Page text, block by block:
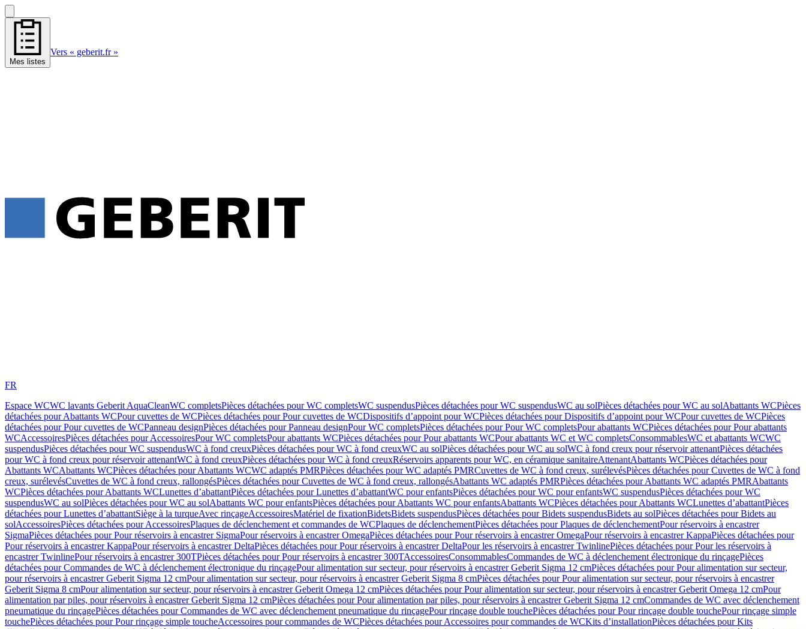
Mes listes
Vers « geberit.fr »
FR
Espace WCWC lavants Geberit AquaCleanWC completsPièces détachées pour WC completsWC suspendusPièces détachées pour WC suspendusWC au solPièces détachées pour WC au solAbattants WCPièces
détachées pour Abattants WCPour cuvettes de WCPièces détachées pour Pour cuvettes de WCDispositifs d’appoint pour WCPièces détachées pour Dispositifs d’appoint pour WCPour cuvettes de WCPièces
détachées pour Pour cuvettes de WCPanneau designPièces détachées pour Panneau designPour WC completsPièces détachées pour Pour WC completsPour abattants WCPièces détachées pour Pour abattants
WCAccessoiresPièces détachées pour AccessoiresPour WC completsPour abattants WCPièces détachées pour Pour abattants WCPour abattants WC et WC completsConsommablesWC et abattants WCWC
suspendusPièces détachées pour WC suspendusWC à fond creuxPièces détachées pour WC à fond creuxWC au solPièces détachées pour WC au solWC à fond creux pour réservoir attenantPièces détachées
pour WC à fond creux pour réservoir attenantWC à fond creuxPièces détachées pour WC à fond creuxRéservoirs apparents pour WC, en céramique sanitaireAttenantAbattants WCPièces détachées pour
Abattants WCAbattants WCPièces détachées pour Abattants WCWC adaptés PMRPièces détachées pour WC adaptés PMRCuvettes de WC à fond creux, surélevésPièces détachées pour Cuvettes de WC à fond
creux, surélevésCuvettes de WC à fond creux, rallongésPièces détachées pour Cuvettes de WC à fond creux, rallongésAbattants WC adaptés PMRPièces détachées pour Abattants WC adaptés PMRAbattants
WCPièces détachées pour Abattants WCLunettes d’abattantPièces détachées pour Lunettes d’abattantWC pour enfantsPièces détachées pour WC pour enfantsWC suspendusPièces détachées pour WC
suspendusWC au solPièces détachées pour WC au solAbattants WC pour enfantsPièces détachées pour Abattants WC pour enfantsAbattants WCPièces détachées pour Abattants WCLunettes d’abattantPièces
détachées pour Lunettes d’abattantSiège à la turqueAvec rinçageAccessoiresMatériel de fixationBidetsBidets suspendusPièces détachées pour Bidets suspendusBidets au solPièces détachées pour Bidets au
solAccessoiresPièces détachées pour AccessoiresPlaques de déclenchement et commandes de WCPlaques de déclenchementPièces détachées pour Plaques de déclenchementPour réservoirs à encastrer
SigmaPièces détachées pour Pour réservoirs à encastrer SigmaPour réservoirs à encastrer OmegaPièces détachées pour Pour réservoirs à encastrer OmegaPour réservoirs à encastrer KappaPièces détachées pour
Pour réservoirs à encastrer KappaPour réservoirs à encastrer DeltaPièces détachées pour Pour réservoirs à encastrer DeltaPour les réservoirs à encastrer TwinlinePièces détachées pour Pour les réservoirs à
encastrer TwinlinePour réservoirs à encastrer 300TPièces détachées pour Pour réservoirs à encastrer 300TAccessoiresConsommablesCommandes de WC à déclenchement électronique du rinçagePièces
détachées pour Commandes de WC à déclenchement électronique du rinçagePour alimentation sur secteur, pour réservoirs à encastrer Geberit Sigma 12 cmPièces détachées pour Pour alimentation sur secteur,
pour réservoirs à encastrer Geberit Sigma 12 cmPour alimentation sur secteur, pour réservoirs à encastrer Geberit Sigma 8 cmPièces détachées pour Pour alimentation sur secteur, pour réservoirs à encastrer
Geberit Sigma 8 cmPour alimentation sur secteur, pour réservoirs à encastrer Geberit Omega 12 cmPièces détachées pour Pour alimentation sur secteur, pour réservoirs à encastrer Geberit Omega 12 cmPour
alimentation par piles, pour réservoirs à encastrer Geberit Sigma 12 cmPièces détachées pour Pour alimentation par piles, pour réservoirs à encastrer Geberit Sigma 12 cmCommandes de WC avec déclenchement
pneumatique du rinçagePièces détachées pour Commandes de WC avec déclenchement pneumatique du rinçagePour rinçage double touchePièces détachées pour Pour rinçage double touchePour rinçage simple
touchePièces détachées pour Pour rinçage simple toucheAccessoires pour commandes de WCPièces détachées pour Accessoires pour commandes de WCKits d’installationPièces détachées pour Kits